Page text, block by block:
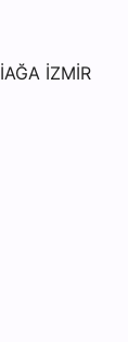
İZMİR